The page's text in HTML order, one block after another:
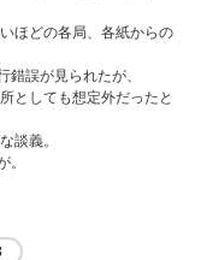
ほどの各局、各紙からの
誤が見られたが、
としても想定外だったと
談義。
。